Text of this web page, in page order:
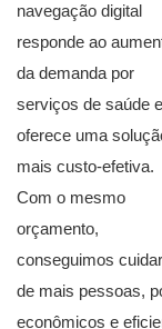
navegação digital
responde ao
da demanda por
serviços de saúde e
oferece uma
mais custo-efetiva.
Com o mesmo
orçamento,
conseguimos cuidar
de mais pessoas,
econômicos e